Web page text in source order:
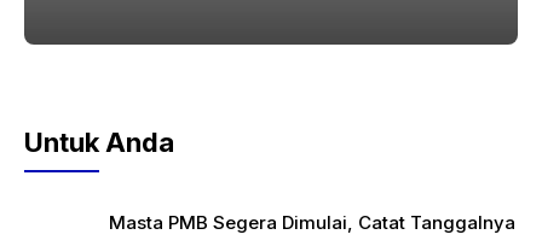
Untuk Anda
Masta PMB Segera Dimulai, Catat Tanggalnya